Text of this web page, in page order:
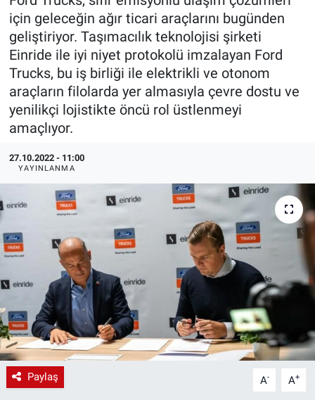
için geleceğin ağır ticari araçlarını bugünden
geliştiriyor. Taşımacılık teknolojisi şirketi
Einride ile iyi niyet protokolü imzalayan Ford
Trucks, bu iş birliği ile elektrikli ve otonom
araçların filolarda yer almasıyla çevre dostu ve
yenilikçi lojistikte öncü rol üstlenmeyi
amaçlıyor.
27.10.2022 - 11:00
YAYINLANMA
Paylaş A- A+
Enerjisini Üreten Fabrikalar
Endüstri 4.0 Uygulamaları
Ağır Sanayi Çözümleri